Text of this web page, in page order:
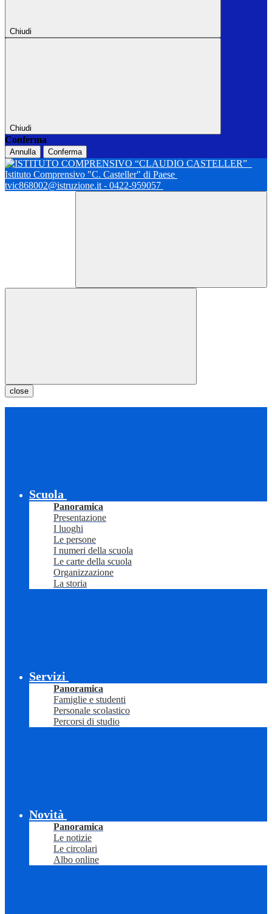
Chiudi
Chiudi
Conferma
Annulla Conferma
Istituto Comprensivo "C. Casteller" di Paese
tvic868002@istruzione.it - 0422-959057
close
Scuola
Panoramica
Presentazione
I luoghi
Le persone
I numeri della scuola
Le carte della scuola
Organizzazione
La storia
Servizi
Panoramica
Famiglie e studenti
Personale scolastico
Percorsi di studio
Novità
Panoramica
Le notizie
Le circolari
Albo online